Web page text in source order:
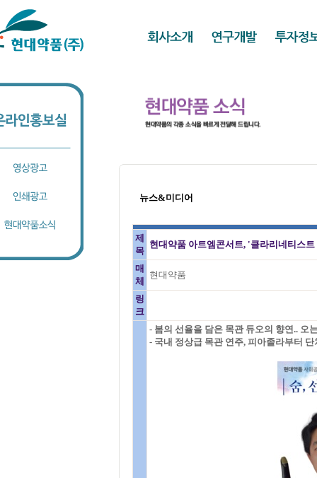
뉴스&미디어
제
목
현대약품 아트엠콘서트, '클라리네티스
매
체
현대약품
링
크
- 봄의 선율을 담은 목관 듀오의 향연.. 오
- 국내 정상급 목관 연주, 피아졸라부터